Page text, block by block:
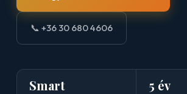
📞 +36 30 680 4606
Smart 5 év